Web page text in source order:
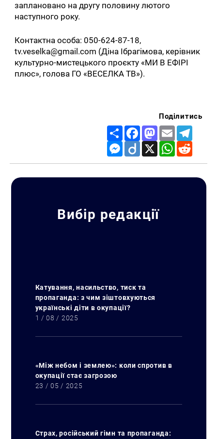
Пошук за запитом:
заплановано на другу половину лютого
наступного року.
Контактна особа: 050-624-87-18,
tv.veselka@gmail.com (Діна Ібрагімова, керівник
культурно-мистецького проєкту «МИ В ЕФІРІ
плюс», голова ГО «ВЕСЕЛКА ТВ»).
Поділитись
Share FacebookMastodon
Email
Messenger
Diigo X WhatsApp
Вибір редакції
Катування, насильство, тиск та
пропаганда: з чим зіштовхуються
українські діти в окупації?
1 / 08 / 2025
«Між небом і землею»: коли спротив в
окупації стає загрозою
23 / 05 / 2025
Страх, російський гімн та пропаганда: